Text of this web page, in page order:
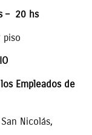
20 hs
piso
Empleados de
Nicolás,